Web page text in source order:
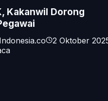
Kakanwil Dorong
2 Oktober